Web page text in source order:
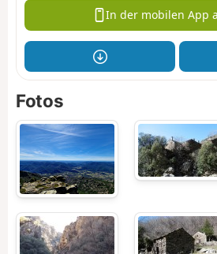
In der mobilen App
Fotos